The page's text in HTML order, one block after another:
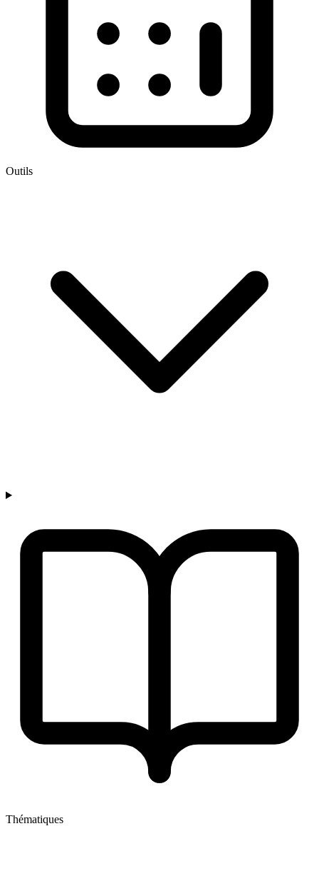
Outils
Thématiques